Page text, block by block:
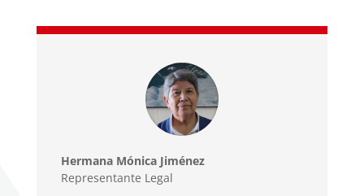
Hermana Mónica Jiménez
Representante Legal